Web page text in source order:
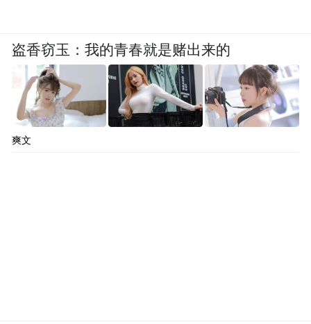
盗香窃玉：我的青春就是赌出来的
爽文